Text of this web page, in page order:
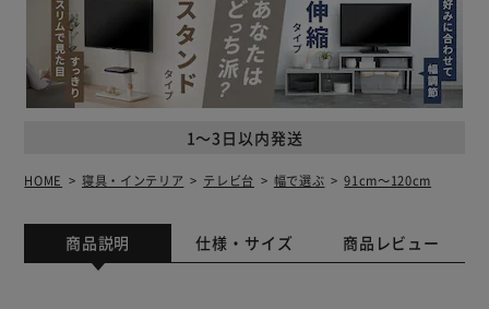
1～3日以内発送
HOME 寝具・インテリア テレビ台 幅で選ぶ 91cm～120cm
商品説明 仕様・サイズ 商品レビュー